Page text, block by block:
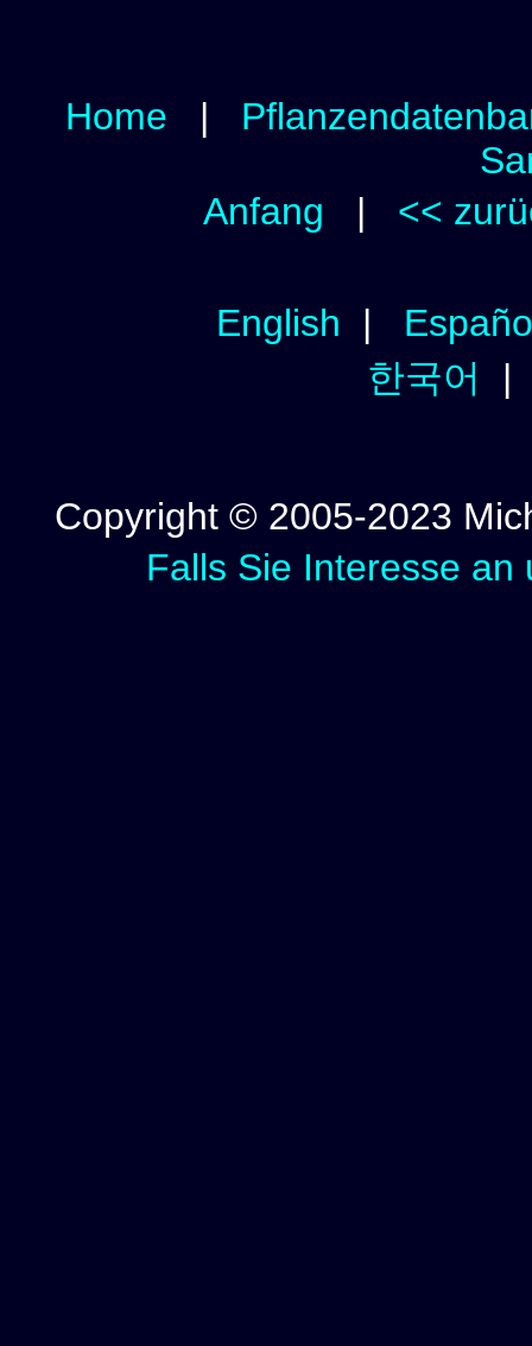
Home |
Anfang | <<
English |
한국어
Copyright © 2005-2023
Falls Sie Interesse